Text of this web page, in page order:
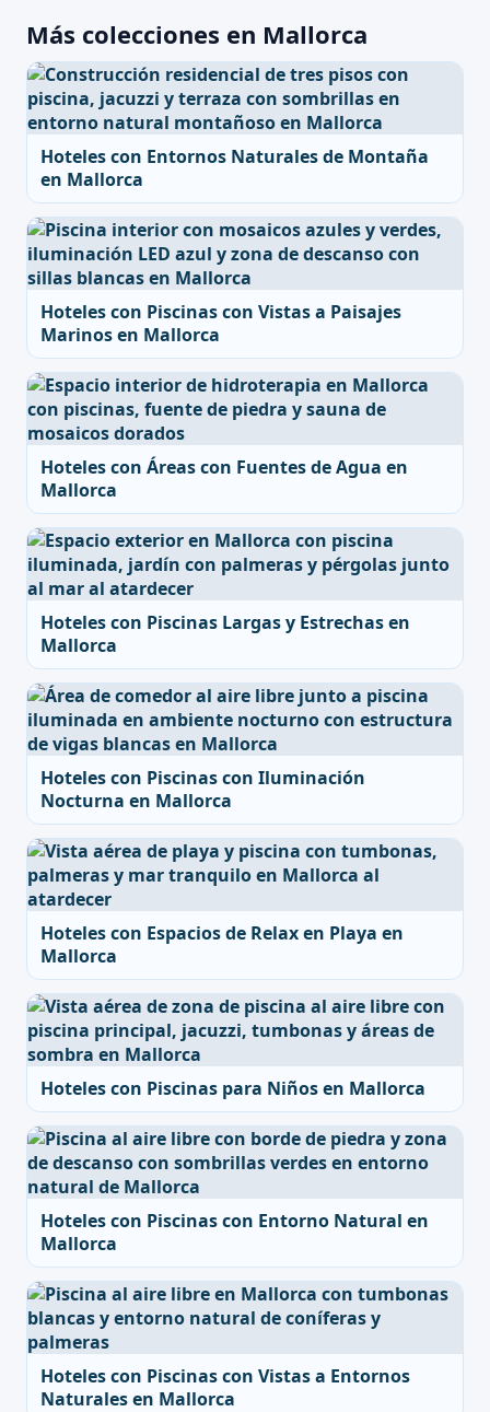
Más colecciones en Mallorca
Hoteles con Entornos Naturales de Montaña
en Mallorca
Hoteles con Piscinas con Vistas a Paisajes
Marinos en Mallorca
Hoteles con Áreas con Fuentes de Agua en
Mallorca
Hoteles con Piscinas Largas y Estrechas en
Mallorca
Hoteles con Piscinas con Iluminación
Nocturna en Mallorca
Hoteles con Espacios de Relax en Playa en
Mallorca
Hoteles con Piscinas para Niños en Mallorca
Hoteles con Piscinas con Entorno Natural en
Mallorca
Hoteles con Piscinas con Vistas a Entornos
Naturales en Mallorca